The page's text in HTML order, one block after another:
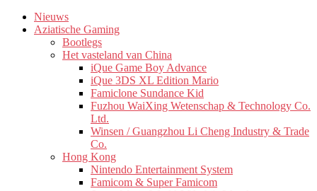
Nieuws
Aziatische Gaming
Bootlegs
Het vasteland van China
iQue Game Boy Advance
iQue 3DS XL Edition Mario
Famiclone Sundance Kid
Fuzhou WaiXing Wetenschap & Technology Co.
Ltd.
Winsen / Guangzhou Li Cheng Industry & Trade
Co.
Hong Kong
Nintendo Entertainment System
Famicom & Super Famicom